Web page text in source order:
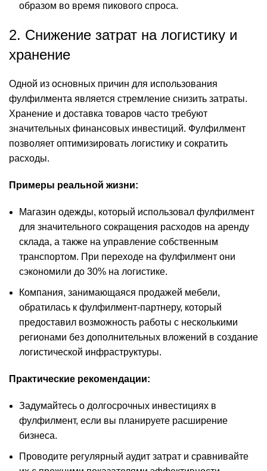
образом во время пикового спроса.
2. Снижение затрат на логистику и
хранение
Одной из основных причин для использования
фулфилмента является стремление снизить затраты.
Хранение и доставка товаров часто требуют
значительных финансовых инвестиций. Фулфилмент
позволяет оптимизировать логистику и сократить
расходы.
Примеры реальной жизни:
Магазин одежды, который использовал фулфилмент
для значительного сокращения расходов на аренду
склада, а также на управление собственным
транспортом. При переходе на фулфилмент они
сэкономили до 30% на логистике.
Компания, занимающаяся продажей мебели,
обратилась к фулфилмент-партнеру, который
предоставил возможность работы с несколькими
регионами без дополнительных вложений в создание
логистической инфраструктуры.
Практические рекомендации:
Задумайтесь о долгосрочных инвестициях в
фулфилмент, если вы планируете расширение
бизнеса.
Проводите регулярный аудит затрат и сравнивайте